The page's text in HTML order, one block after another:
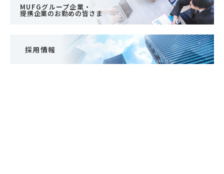
MUFGグループ企業・
提携企業のお勤めの皆さま
採用情報